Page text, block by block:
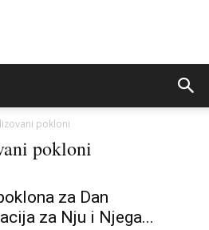
pokloni
pokloni
za Dan
za Nju i Njega...